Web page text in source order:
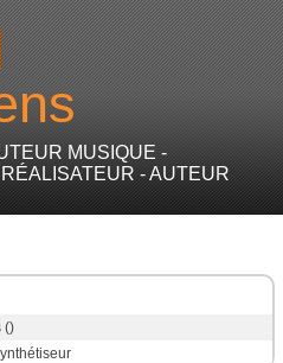
MUSIQUE -
- AUTEUR
()